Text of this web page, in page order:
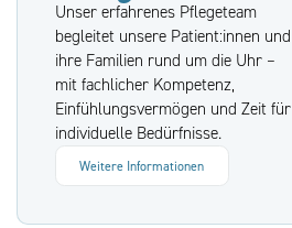
Unser erfahrenes Pflegeteam
begleitet unsere Patient:innen und
ihre Familien rund um die Uhr –
mit fachlicher Kompetenz,
Einfühlungsvermögen und Zeit für
individuelle Bedürfnisse.
Weitere Informationen